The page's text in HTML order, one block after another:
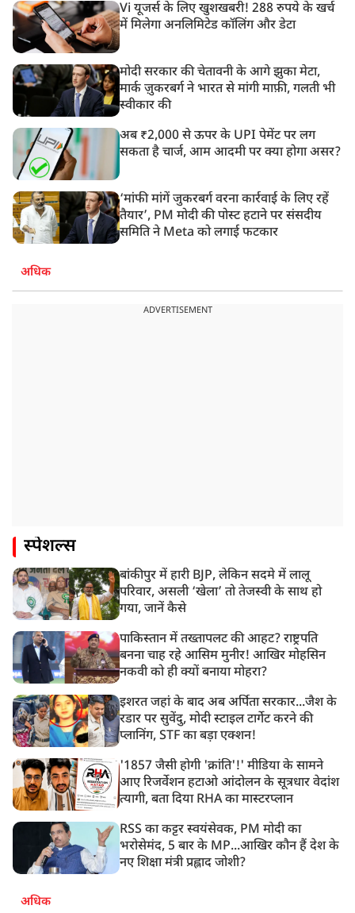
Vi यूजर्स के लिए खुशखबरी! 288 रुपये के खर्च
में मिलेगा अनलिमिटेड कॉलिंग और डेटा
मोदी सरकार की चेतावनी के आगे झुका मेटा,
मार्क ज़ुकरबर्ग ने भारत से मांगी माफ़ी, गलती भी
स्वीकार की
अब ₹2,000 से ऊपर के UPI पेमेंट पर लग
सकता है चार्ज, आम आदमी पर क्या होगा असर?
‘मांफी मांगें जुकरबर्ग वरना कार्रवाई के लिए रहें
तैयार’, PM मोदी की पोस्ट हटाने पर संसदीय
समिति ने Meta को लगाई फटकार
अधिक
ADVERTISEMENT
स्पेशल्स
बांकीपुर में हारी BJP, लेकिन सदमे में लालू
परिवार, असली ‘खेला’ तो तेजस्वी के साथ हो
गया, जानें कैसे
पाकिस्तान में तख्तापलट की आहट? राष्ट्रपति
बनना चाह रहे आसिम मुनीर! आखिर मोहसिन
नकवी को ही क्यों बनाया मोहरा?
इशरत जहां के बाद अब अर्पिता सरकार...जैश के
रडार पर सुवेंदु, मोदी स्टाइल टार्गेट करने की
प्लानिंग, STF का बड़ा एक्शन!
'1857 जैसी होगी 'क्रांति'!' मीडिया के सामने
आए रिजर्वेशन हटाओ आंदोलन के सूत्रधार वेदांश
त्यागी, बता दिया RHA का मास्टरप्लान
RSS का कट्टर स्वयंसेवक, PM मोदी का
भरोसेमंद, 5 बार के MP...आखिर कौन हैं देश के
नए शिक्षा मंत्री प्रह्लाद जोशी?
अधिक